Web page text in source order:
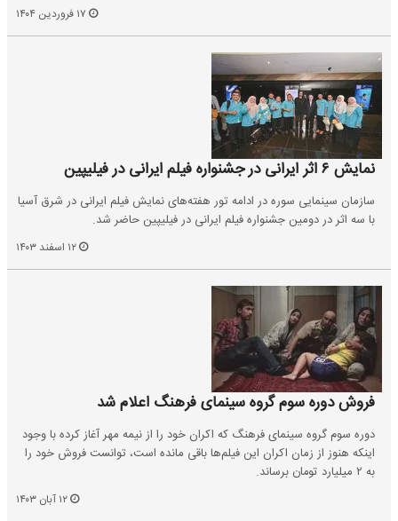
نمایش ۶ اثر ایرانی در جشنواره فیلم ایرانی در فیلیپین
سازمان سینمایی سوره در ادامه تور هفته‌های نمایش فیلم ایرانی در شرق آسیا
با سه اثر در دومین جشنواره فیلم ایرانی در فیلیپین حاضر شد.
فروش دوره سوم گروه سینمای فرهنگ اعلام شد
دوره سوم گروه سینمای فرهنگ که اکران خود را از نیمه مهر آغاز کرده با وجود
اینکه هنوز از زمان اکران این فیلم‌ها باقی مانده است، توانست فروش خود را
به ۲ میلیارد تومان برساند.